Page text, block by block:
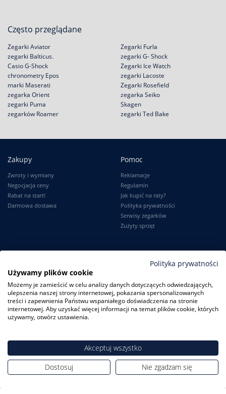
Często przeglądane
Zegarki Aviator
zegarki Balticus.
Casio G-Shock
chronometry Epos
Zegarki Furla
zegarki G- Shock
Zegarki Ice Watch
zegarki Lacoste
marki Maserati
zegarka Orient
zegarki Puma
zegarków Roamer
Zegarki Rosefield
zegarka Seiko
Skagen
zegarki Ted Bake
Zakupy
Zwroty i wymiany
Negocjacja ceny
Rabat na start!
Darmowa dostawa
Pomoc
Reklamacje
Regulamin
Jak kupić na raty?
Polityka prywatności
Serwisy zegarków
Zużyty sprzęt
Logowanie
Karta Stałego Klienta
Moje zamówienia
Ustawienia konta
Informacje
O firmie
Dlaczego my?
Blog
ZegarkiCentrum.pl| ul. Derdowskiego 8A/1 80-319 Gdańsk| Tel.:+48
Polityka prywatności
Używamy plików cookie
Możemy je zamieścić w celu analizy danych dotyczących odwiedzających,
ulepszenia naszej strony internetowej, pokazania spersonalizowanych
treści i zapewnienia Państwu wspaniałego doświadczenia na stronie
internetowej. Aby uzyskać więcej informacji na temat plików cookie, których
używamy, otwórz ustawienia.
Akceptuj wszystko
Dostosuj
Nie zgadzam się